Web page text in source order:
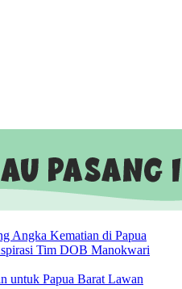
Angka Kematian di Papua
Tim DOB Manokwari
untuk Papua Barat Lawan